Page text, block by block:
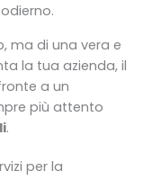
ma di una vera e
la tua azienda, il
a un
più attento
.
per la